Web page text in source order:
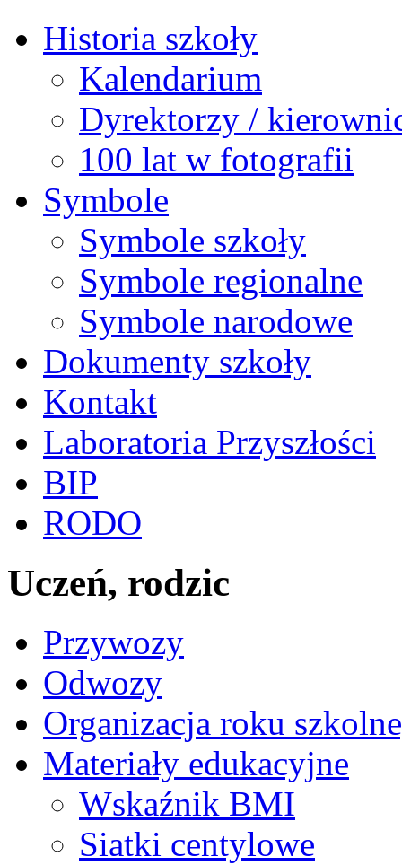
Historia szkoły
Kalendarium
Dyrektorzy /
100 lat w fotografii
Symbole
Symbole szkoły
Symbole regionalne
Symbole narodowe
Dokumenty szkoły
Kontakt
Laboratoria Przyszłości
BIP
RODO
Uczeń, rodzic
Przywozy
Odwozy
Organizacja roku
Materiały edukacyjne
Wskaźnik BMI
Siatki centylowe